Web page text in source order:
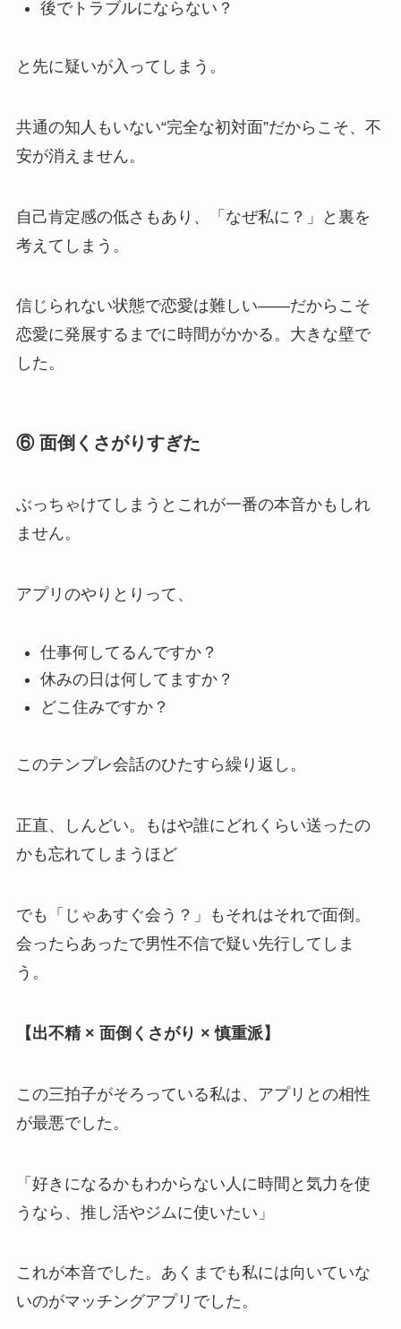
後でトラブルにならない？
と先に疑いが入ってしまう。
共通の知人もいない“完全な初対面”だからこそ、不
安が消えません。
自己肯定感の低さもあり、「なぜ私に？」と裏を
考えてしまう。
信じられない状態で恋愛は難しい――だからこそ
恋愛に発展するまでに時間がかかる。大きな壁で
した。
⑥ 面倒くさがりすぎた
ぶっちゃけてしまうとこれが一番の本音かもしれ
ません。
アプリのやりとりって、
仕事何してるんですか？
休みの日は何してますか？
どこ住みですか？
このテンプレ会話のひたすら繰り返し。
正直、しんどい。もはや誰にどれくらい送ったの
かも忘れてしまうほど
でも「じゃあすぐ会う？」もそれはそれで面倒。
会ったらあったで男性不信で疑い先行してしま
う。
【出不精 × 面倒くさがり × 慎重派】
この三拍子がそろっている私は、アプリとの相性
が最悪でした。
「好きになるかもわからない人に時間と気力を使
うなら、推し活やジムに使いたい」
これが本音でした。あくまでも私には向いていな
いのがマッチングアプリでした。